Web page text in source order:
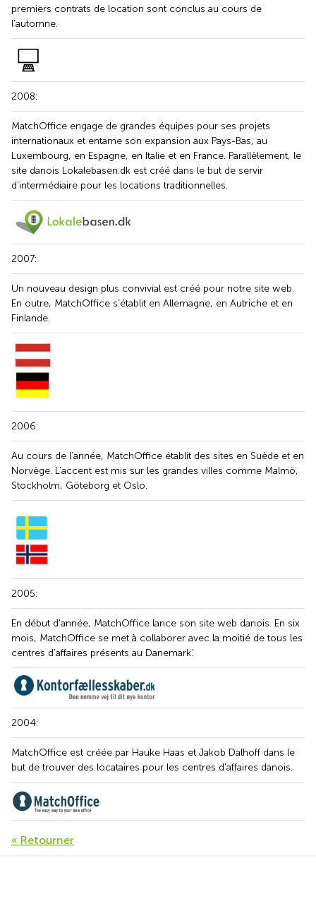
premiers contrats de location sont conclus au cours de
l'automne.
2008:
MatchOffice engage de grandes équipes pour ses projets
internationaux et entame son expansion aux Pays-Bas, au
Luxembourg, en Espagne, en Italie et en France. Parallèlement, le
site danois Lokalebasen.dk est créé dans le but de servir
d'intermédiaire pour les locations traditionnelles.
2007:
Un nouveau design plus convivial est créé pour notre site web.
En outre, MatchOffice s’établit en Allemagne, en Autriche et en
Finlande.
2006:
Au cours de l’année, MatchOffice établit des sites en Suède et en
Norvège. L'accent est mis sur les grandes villes comme Malmö,
Stockholm, Göteborg et Oslo.
2005:
En début d'année, MatchOffice lance son site web danois. En six
mois, MatchOffice se met à collaborer avec la moitié de tous les
centres d'affaires présents au Danemark.'
2004:
MatchOffice est créée par Hauke Haas et Jakob Dalhoff dans le
but de trouver des locataires pour les centres d'affaires danois.
« Retourner